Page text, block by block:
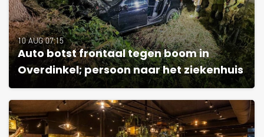
10 AUG 07:15
Auto botst frontaal tegen boom in
Overdinkel; persoon naar het ziekenhuis